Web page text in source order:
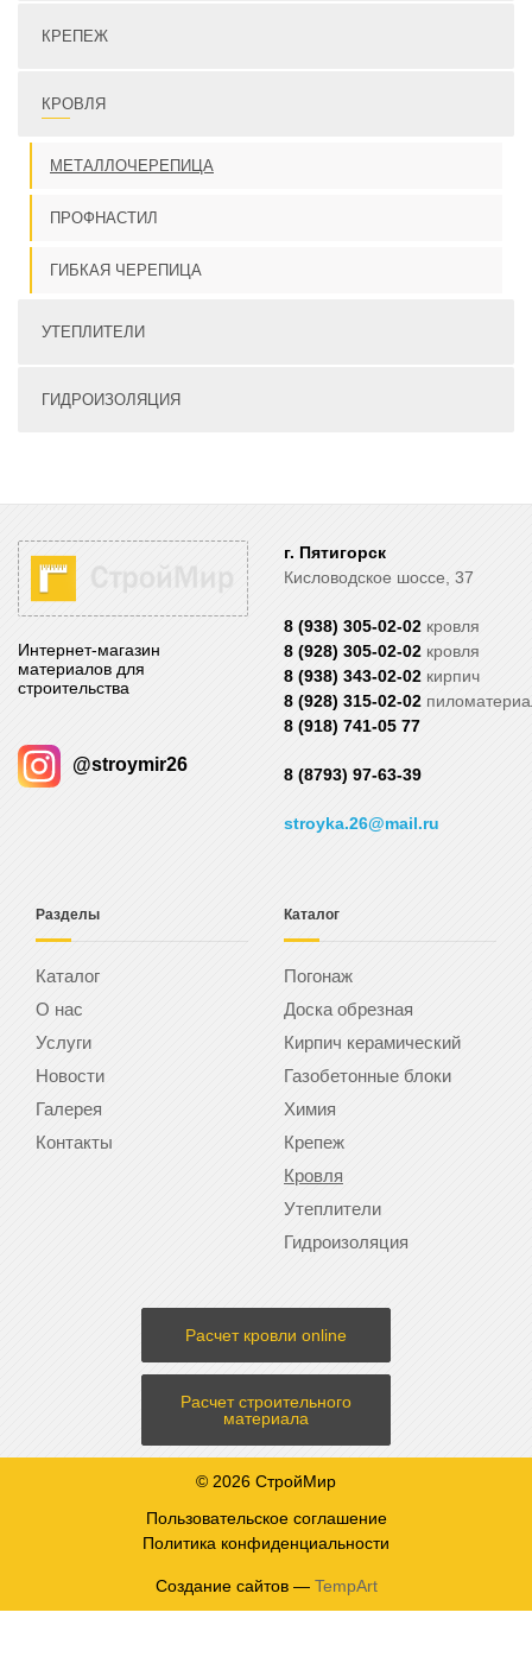
КРЕПЕЖ
КРОВЛЯ
МЕТАЛЛОЧЕРЕПИЦА
ПРОФНАСТИЛ
ГИБКАЯ ЧЕРЕПИЦА
УТЕПЛИТЕЛИ
ГИДРОИЗОЛЯЦИЯ
Интернет-магазин
материалов для
строительства
@stroymir26
г. Пятигорск
Кисловодское шоссе, 37
8 (938) 305-02-02 кровля
8 (928) 305-02-02 кровля
8 (938) 343-02-02 кирпич
8 (928) 315-02-02
8 (918) 741-05 77
8 (8793) 97-63-39
stroyka.26@mail.ru
Разделы
Каталог
О нас
Услуги
Новости
Галерея
Контакты
Каталог
Погонаж
Доска обрезная
Кирпич керамический
Газобетонные блоки
Химия
Крепеж
Кровля
Утеплители
Гидроизоляция
Расчет кровли online
Расчет строительного
материала
© 2026 СтройМир
Пользовательское соглашение
Политика конфиденциальности
Создание сайтов — TempArt